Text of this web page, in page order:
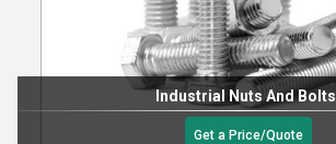
Industrial Nuts And Bolts
Get a Price/Quote